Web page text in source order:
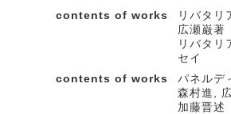
contents of works
リバタリ
広瀬巌著
リバタリ
セイ
contents of works
パネルデ
森村進,
加藤晋述